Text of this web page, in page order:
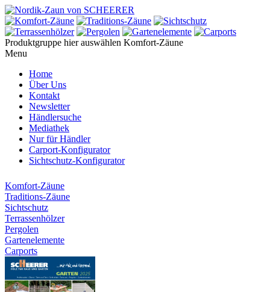
Produktgruppe hier auswählen Komfort-Zäune
Menu
Home
Über Uns
Kontakt
Newsletter
Händlersuche
Mediathek
Nur für Händler
Carport-Konfigurator
Sichtschutz-Konfigurator
Komfort-Zäune
Traditions-Zäune
Sichtschutz
Terrassenhölzer
Pergolen
Gartenelemente
Carports